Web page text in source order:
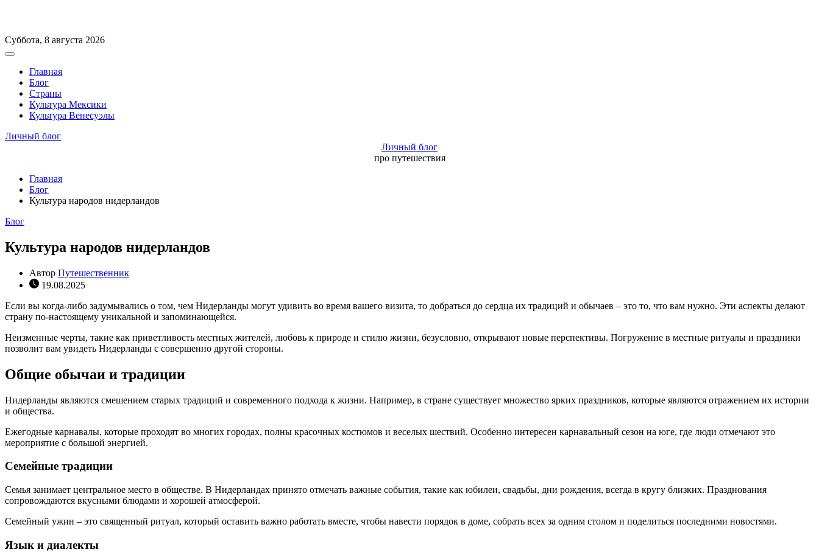
Перейти
к
Суббота, 8 августа 2026
Вне
холстаГлавная
Блог
Страны
Культура Мексики
Культура Венесуэлы
Личный блог
Личный блог
про путешествия
Главная
Блог
Культура народов нидерландов
Рубрики
Блог
Культура народов нидерландов
Автор Путешественник
19.08.2025
Если вы когда-либо задумывались о том, чем Нидерланды могут удивить во время вашего визита, то добраться до сердца их традиций и обычаев – это то, что вам нужно. Эти аспекты делают
страну по-настоящему уникальной и запоминающейся.
Неизменные черты, такие как приветливость местных жителей, любовь к природе и стилю жизни, безусловно, открывают новые перспективы. Погружение в местные ритуалы и праздники
позволит вам увидеть Нидерланды с совершенно другой стороны.
Общие обычаи и традиции
Нидерланды являются смешением старых традиций и современного подхода к жизни. Например, в стране существует множество ярких праздников, которые являются отражением их истории
и общества.
Ежегодные карнавалы, которые проходят во многих городах, полны красочных костюмов и веселых шествий. Особенно интересен карнавальный сезон на юге, где люди отмечают это
мероприятие с большой энергией.
Семейные традиции
Семья занимает центральное место в обществе. В Нидерландах принято отмечать важные события, такие как юбилеи, свадьбы, дни рождения, всегда в кругу близких. Празднования
сопровождаются вкусными блюдами и хорошей атмосферой.
Семейный ужин – это священный ритуал, который оставить важно работать вместе, чтобы навести порядок в доме, собрать всех за одним столом и поделиться последними новостями.
Язык и диалекты